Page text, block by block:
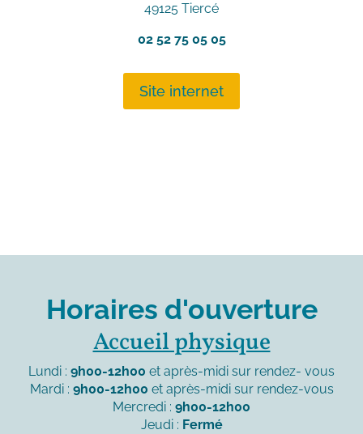
49125 Tiercé
02 52 75 05 05
Site internet
Horaires d'ouverture
Accueil physique
Lundi : 9h00-12h00 et après-midi sur rendez- vous
Mardi : 9h00-12h00 et après-midi sur rendez-vous
Mercredi : 9h00-12h00
Jeudi : Fermé